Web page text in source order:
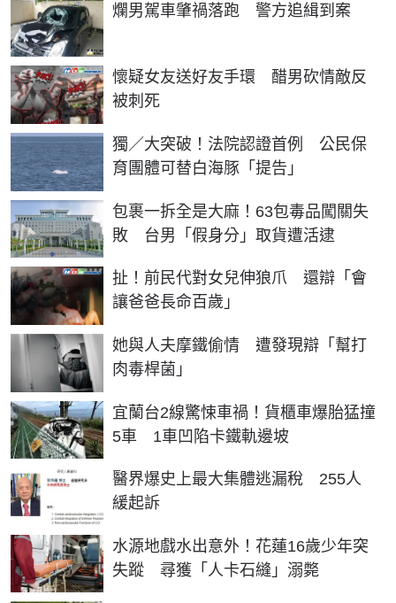
爛男駕車肇禍落跑 警方追緝到案
懷疑女友送好友手環 醋男砍情敵反
被刺死
獨／大突破！法院認證首例 公民保
育團體可替白海豚「提告」
包裹一拆全是大麻！63包毒品闖關失
敗 台男「假身分」取貨遭活逮
扯！前民代對女兒伸狼爪 還辯「會
讓爸爸長命百歲」
她與人夫摩鐵偷情 遭發現辯「幫打
肉毒桿菌」
宜蘭台2線驚悚車禍！貨櫃車爆胎猛撞
5車 1車凹陷卡鐵軌邊坡
醫界爆史上最大集體逃漏稅 255人
緩起訴
水源地戲水出意外！花蓮16歲少年突
失蹤 尋獲「人卡石縫」溺斃